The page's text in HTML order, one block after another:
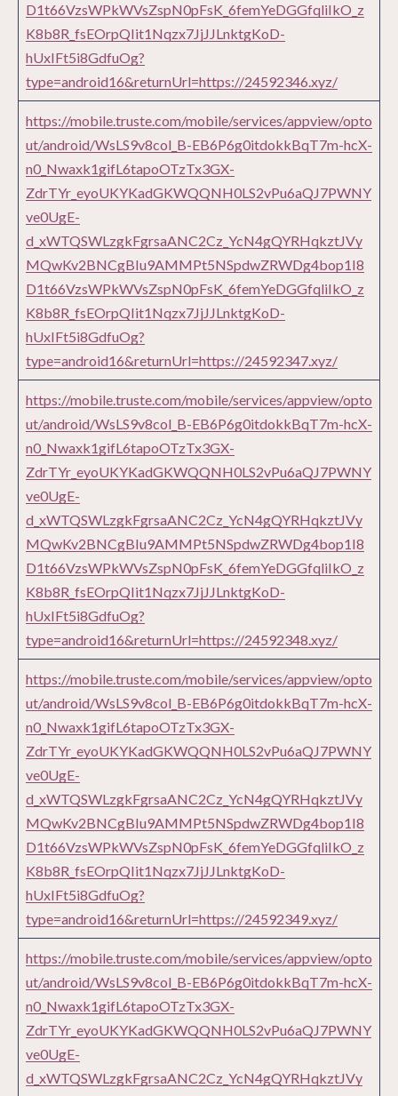
D1t66VzsWPkWVsZspN0pFsK_6femYeDGGfqliIkO_z
K8b8R_fsEOrpQIit1Nqzx7JjJJLnktgKoD-
hUxIFt5i8GdfuOg?
type=android16&returnUrl=https://24592346.xyz/
https://mobile.truste.com/mobile/services/appview/opto
ut/android/WsLS9v8col_B-EB6P6g0itdokkBqT7m-hcX-
n0_Nwaxk1gifL6tapoOTzTx3GX-
ZdrTYr_eyoUKYKadGKWQQNH0LS2vPu6aQJ7PWNY
ve0UgE-
d_xWTQSWLzgkFgrsaANC2Cz_YcN4gQYRHqkztJVy
MQwKv2BNCgBIu9AMMPt5NSpdwZRWDg4bop1I8
D1t66VzsWPkWVsZspN0pFsK_6femYeDGGfqliIkO_z
K8b8R_fsEOrpQIit1Nqzx7JjJJLnktgKoD-
hUxIFt5i8GdfuOg?
type=android16&returnUrl=https://24592347.xyz/
https://mobile.truste.com/mobile/services/appview/opto
ut/android/WsLS9v8col_B-EB6P6g0itdokkBqT7m-hcX-
n0_Nwaxk1gifL6tapoOTzTx3GX-
ZdrTYr_eyoUKYKadGKWQQNH0LS2vPu6aQJ7PWNY
ve0UgE-
d_xWTQSWLzgkFgrsaANC2Cz_YcN4gQYRHqkztJVy
MQwKv2BNCgBIu9AMMPt5NSpdwZRWDg4bop1I8
D1t66VzsWPkWVsZspN0pFsK_6femYeDGGfqliIkO_z
K8b8R_fsEOrpQIit1Nqzx7JjJJLnktgKoD-
hUxIFt5i8GdfuOg?
type=android16&returnUrl=https://24592348.xyz/
https://mobile.truste.com/mobile/services/appview/opto
ut/android/WsLS9v8col_B-EB6P6g0itdokkBqT7m-hcX-
n0_Nwaxk1gifL6tapoOTzTx3GX-
ZdrTYr_eyoUKYKadGKWQQNH0LS2vPu6aQJ7PWNY
ve0UgE-
d_xWTQSWLzgkFgrsaANC2Cz_YcN4gQYRHqkztJVy
MQwKv2BNCgBIu9AMMPt5NSpdwZRWDg4bop1I8
D1t66VzsWPkWVsZspN0pFsK_6femYeDGGfqliIkO_z
K8b8R_fsEOrpQIit1Nqzx7JjJJLnktgKoD-
hUxIFt5i8GdfuOg?
type=android16&returnUrl=https://24592349.xyz/
https://mobile.truste.com/mobile/services/appview/opto
ut/android/WsLS9v8col_B-EB6P6g0itdokkBqT7m-hcX-
n0_Nwaxk1gifL6tapoOTzTx3GX-
ZdrTYr_eyoUKYKadGKWQQNH0LS2vPu6aQJ7PWNY
ve0UgE-
d_xWTQSWLzgkFgrsaANC2Cz_YcN4gQYRHqkztJVy